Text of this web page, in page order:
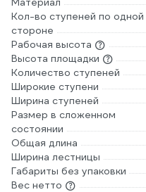
Кол-во ступеней по одной
стороне
Рабочая высота
Высота площадки
Количество ступеней
Широкие ступени
Ширина ступеней
Размер в сложенном
состоянии
Общая длина
Ширина лестницы
Габариты без упаковки
Вес нетто